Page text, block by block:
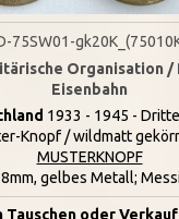
75SW01-
Organisation /
Eisenbahn
1933 - 1945 -
Knopf / wildmatt
MUSTERKNOPF
gelbes Metall;
Tauschen oder